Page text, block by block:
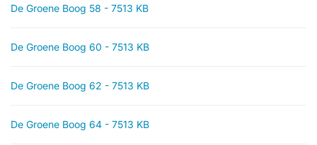
De Groene Boog 58 - 7513 KB
De Groene Boog 60 - 7513 KB
De Groene Boog 62 - 7513 KB
De Groene Boog 64 - 7513 KB